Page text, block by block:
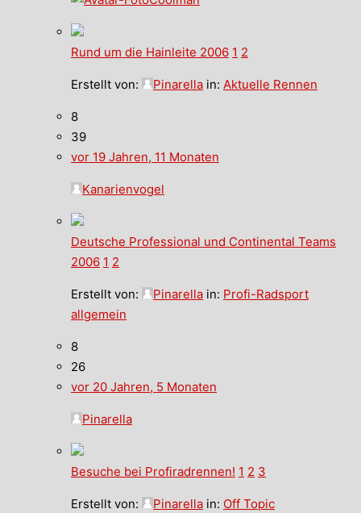
Rund um die Hainleite 2006 1 2
Erstellt von: Pinarella in: Aktuelle Rennen
8
39
vor 19 Jahren, 11 Monaten
Kanarienvogel
Deutsche Professional und Continental Teams
2006 1 2
Erstellt von: Pinarella in: Profi-Radsport
allgemein
8
26
vor 20 Jahren, 5 Monaten
Pinarella
Besuche bei Profiradrennen! 1 2 3
Erstellt von: Pinarella in: Off Topic